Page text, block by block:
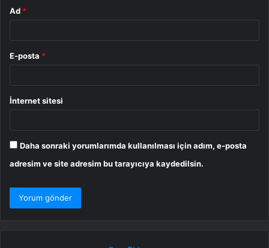
Ad *
E-posta *
İnternet sitesi
Daha sonraki yorumlarımda kullanılması için adım, e-posta
adresim ve site adresim bu tarayıcıya kaydedilsin.